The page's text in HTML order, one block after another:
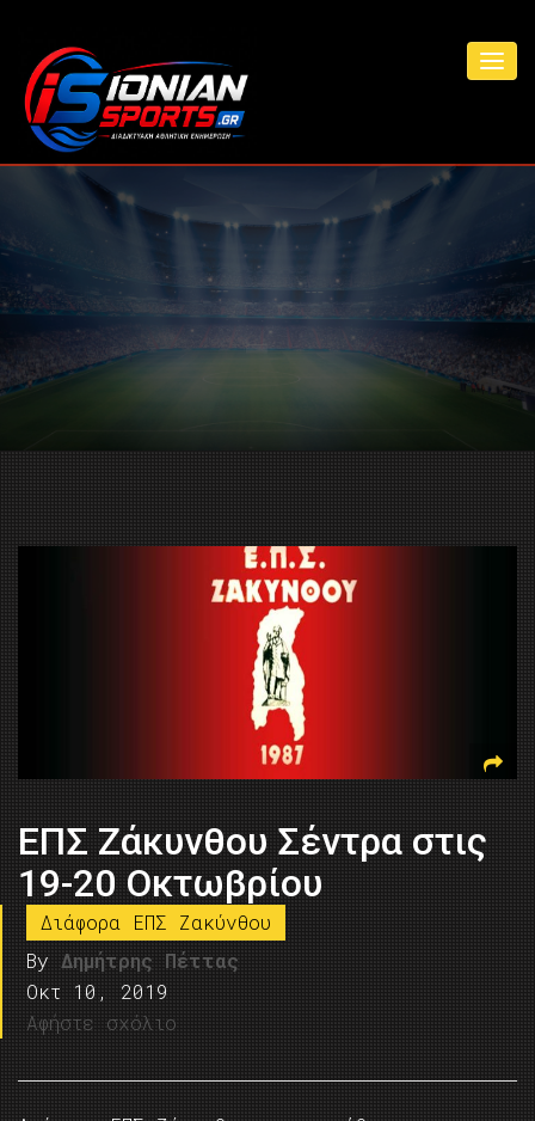
ΕΠΣ Ζάκυνθου Σέντρα στις
19-20 Οκτωβρίου
Διάφορα ΕΠΣ Ζακύνθου
By Δημήτρης Πέττας
Οκτ 10, 2019
Αφήστε σχόλιο